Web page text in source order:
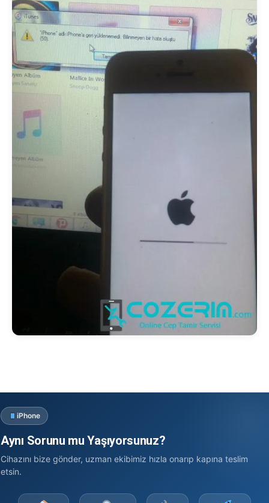
iPhone
Aynı Sorunu mu Yaşıyorsunuz?
Cihazını bize gönder, uzman ekibimiz hızla onarıp kapına teslim
etsin.